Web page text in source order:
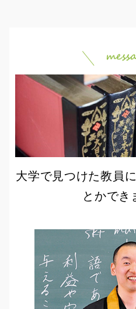
大学で見つけた教員に
とかでき